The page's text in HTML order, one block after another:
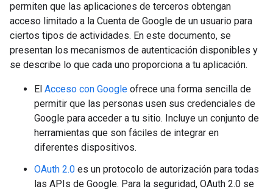
permiten que las aplicaciones de terceros obtengan
acceso limitado a la Cuenta de Google de un usuario para
ciertos tipos de actividades. En este documento, se
presentan los mecanismos de autenticación disponibles y
se describe lo que cada uno proporciona a tu aplicación.
El Acceso con Google ofrece una forma sencilla de
permitir que las personas usen sus credenciales de
Google para acceder a tu sitio. Incluye un conjunto de
herramientas que son fáciles de integrar en
diferentes dispositivos.
OAuth 2.0 es un protocolo de autorización para todas
las APIs de Google. Para la seguridad, OAuth 2.0 se